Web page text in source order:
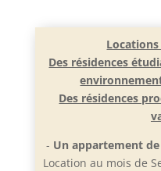
Des résidences
Des résidences
- Un appartement de
Location au mois de